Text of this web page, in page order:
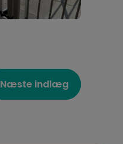
Næste indlæg